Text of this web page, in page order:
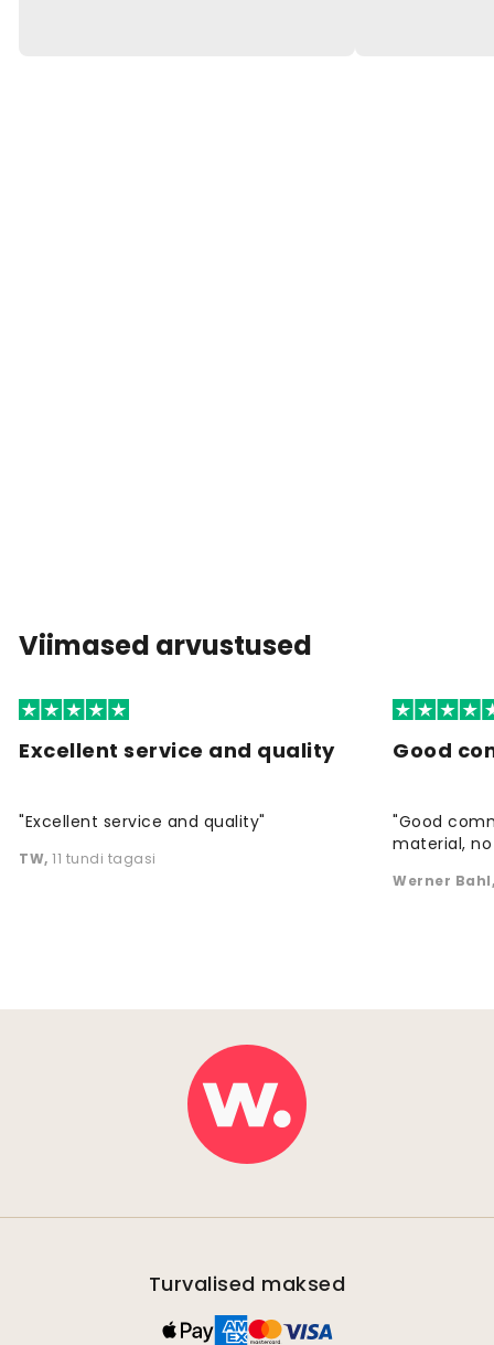
Viimased arvustused
Excellent service and quality
"Excellent service and quality"
TW, 11 tundi tagasi
Good
"Good
material,
Werner Bahl
Turvalised maksed